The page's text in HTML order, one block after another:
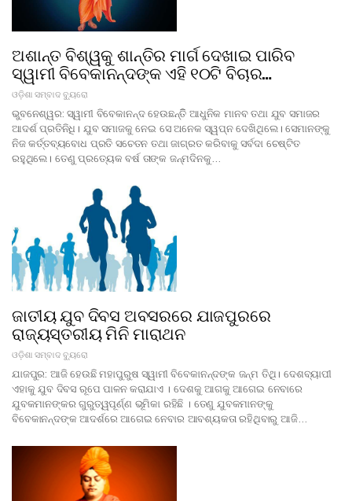
ଅଶାନ୍ତ ବିଶ୍ୱକୁ ଶାନ୍ତିର ମାର୍ଗ ଦେଖାଇ ପାରିବ
ସ୍ୱାମୀ ବିବେକାନନ୍ଦଙ୍କ ଏହି ୧୦ଟି ବିଚାର…
ଓଡ଼ିଶା ସମ୍ବାଦ ବ୍ୟୁରୋ
ଭୁବନେଶ୍ୱର: ସ୍ୱାମୀ ବିବେକାନନ୍ଦ ହେଉଛନ୍ତିି ଆଧୁନିକ ମାନବ ତଥା ଯୁବ ସମାଜର
ଆଦର୍ଶ ପ୍ରତିନିଧି। ଯୁବ ସମାଜକୁ ନେଇ ସେ ଅନେକ ସ୍ୱପ୍ନ ଦେଖିଥିଲେ। ସେମାନଙ୍କୁ
ନିଜ କର୍ତ୍ତବ୍ୟବୋଧ ପ୍ରତି ସଚେତନ ତଥା ଜାଗ୍ରତ କରିବାକୁ ସର୍ବଦା ଚେଷ୍ଟିତ
ରହୁଥିଲେ। ତେଣୁ ପ୍ରତ୍ୟେକ ବର୍ଷ ତାଙ୍କ ଜନ୍ମଦିନକୁ…
ଜାତୀୟ ଯୁବ ଦିବସ ଅବସରରେ ଯାଜପୁରରେ
ରାଜ୍ୟସ୍ତରୀୟ ମିନି ମାରାଥନ
ଓଡ଼ିଶା ସମ୍ବାଦ ବ୍ୟୁରୋ
ଯାଜପୁର: ଆଜି ହେଉଛି ମହାପୁରୁଷ ସ୍ୱାମୀ ବିବେକାନନ୍ଦଙ୍କ ଜନ୍ମ ତିଥି। ଦେଶବ୍ୟାପୀ
ଏହାକୁ ଯୁବ ଦିବସ ରୂପେ ପାଳନ କରାଯାଏ । ଦେଶକୁ ଆଗକୁ ଆଗେଇ ନେବାରେ
ଯୁବକମାନଙ୍କର ଗୁରୁତ୍ୱପୂର୍ଣ୍ଣ ଭୂମିକା ରହିଛି । ତେଣୁ ଯୁବକମାନଙ୍କୁ
ବିବେକାନନ୍ଦଙ୍କ ଆଦର୍ଶରେ ଆଗେଇ ନେବାର ଆବଶ୍ୟକତା ରହିଥିବାରୁ ଆଜି…